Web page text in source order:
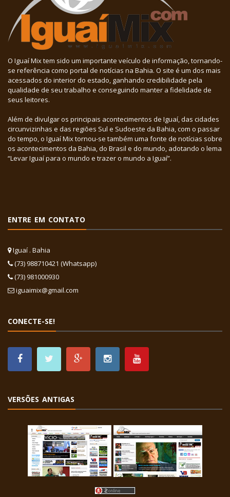
O Iguaí Mix tem sido um importante veículo de informação, tornando-
se referência como portal de notícias na Bahia. O site é um dos mais
acessados do interior do estado, ganhando credibilidade pela
qualidade de seu trabalho e conseguindo manter a fidelidade de
seus leitores.
Além de divulgar os principais acontecimentos de Iguaí, das cidades
circunvizinhas e das regiões Sul e Sudoeste da Bahia, com o passar
do tempo, o Iguaí Mix tornou-se também uma fonte de notícias sobre
os acontecimentos da Bahia, do Brasil e do mundo, adotando o lema
“Levar Iguaí para o mundo e trazer o mundo a Iguaí”.
ENTRE EM CONTATO
Iguaí . Bahia
(73) 988710421 (Whatsapp)
(73) 981000930
iguaimix@gmail.com
CONECTE-SE!
VERSÕES ANTIGAS